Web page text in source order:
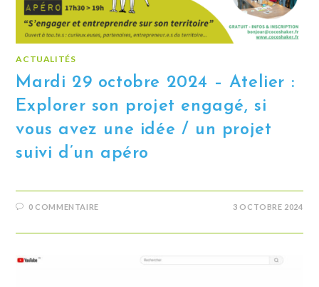
ACTUALITÉS
Mardi 29 octobre 2024 – Atelier :
Explorer son projet engagé, si
vous avez une idée / un projet
suivi d’un apéro
0 COMMENTAIRE 3 OCTOBRE 2024